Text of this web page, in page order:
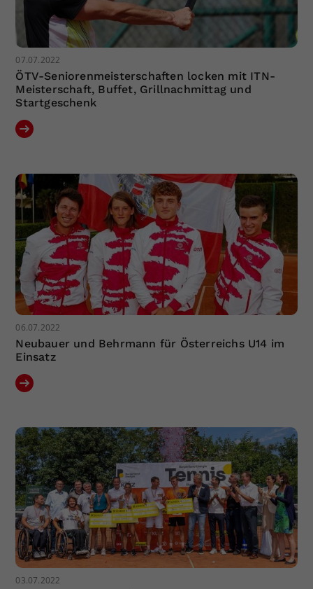
07.07.2022
ÖTV-Seniorenmeisterschaften locken mit ITN-
Meisterschaft, Buffet, Grillnachmittag und
Startgeschenk
06.07.2022
Neubauer und Behrmann für Österreichs U14 im
Einsatz
03.07.2022